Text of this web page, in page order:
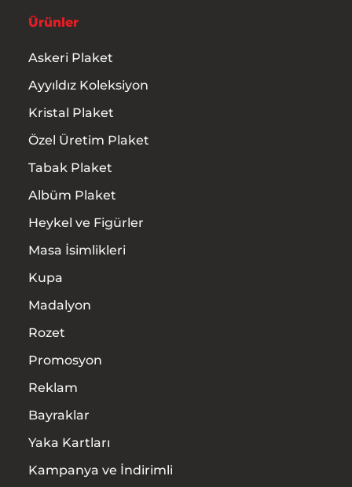
Ürünler
Askeri Plaket
Ayyıldız Koleksiyon
Kristal Plaket
Özel Üretim Plaket
Tabak Plaket
Albüm Plaket
Heykel ve Figürler
Masa İsimlikleri
Kupa
Madalyon
Rozet
Promosyon
Reklam
Bayraklar
Yaka Kartları
Kampanya ve İndirimli